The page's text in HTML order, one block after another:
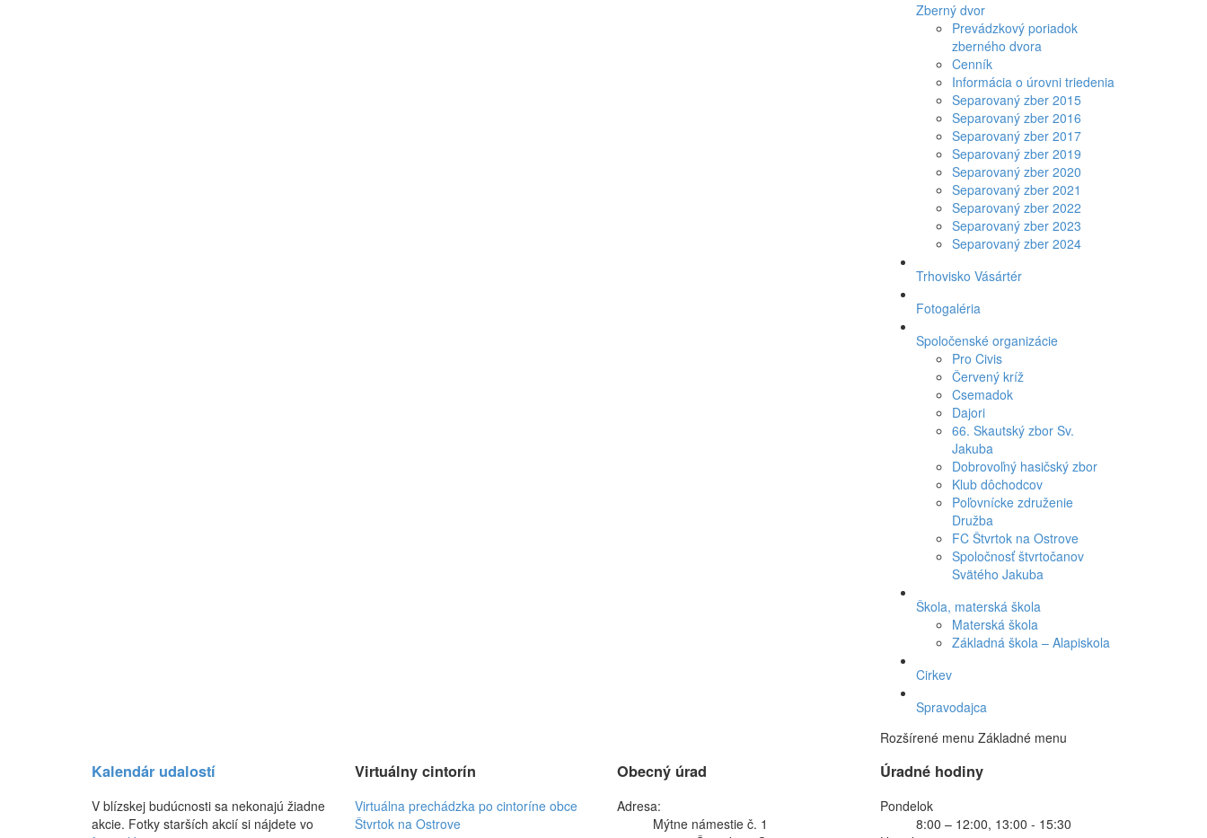
Zberný dvor
Prevádzkový poriadok
zberného dvora
Cenník
Informácia o úrovni triedenia
Separovaný zber 2015
Separovaný zber 2016
Separovaný zber 2017
Separovaný zber 2019
Separovaný zber 2020
Separovaný zber 2021
Separovaný zber 2022
Separovaný zber 2023
Separovaný zber 2024
Trhovisko Vásártér
Fotogaléria
Spoločenské organizácie
Pro Civis
Červený kríž
Csemadok
Dajori
66. Skautský zbor Sv.
Jakuba
Dobrovoľný hasičský zbor
Klub dôchodcov
Poľovnícke združenie
Družba
FC Štvrtok na Ostrove
Spoločnosť štvrtočanov
Svätého Jakuba
Škola, materská škola
Materská škola
Základná škola – Alapiskola
Cirkev
Spravodajca
Rozšírené menu Základné menu
Kalendár udalostí
V blízskej budúcnosti sa nekonajú žiadne
akcie. Fotky starších akcií si nájdete vo
Virtuálny cintorín
Virtuálna prechádzka po cintoríne obce
Štvrtok na Ostrove
Obecný úrad
Adresa:
Mýtne námestie č. 1
Úradné hodiny
Pondelok
8:00 – 12:00, 13:00 - 15:30